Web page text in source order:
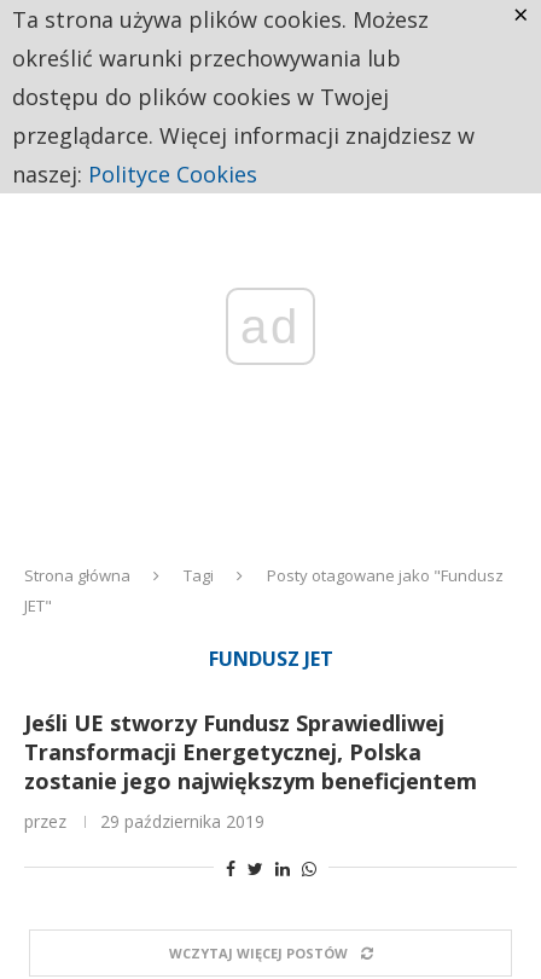
ad
Strona główna Tagi
Posty otagowane jako "Fundusz
JET"
FUNDUSZ JET
Jeśli UE stworzy Fundusz Sprawiedliwej
Transformacji Energetycznej, Polska
zostanie jego największym beneficjentem
przez 29 października 2019
WCZYTAJ WIĘCEJ POSTÓW
Ta strona używa plików cookies. Możesz
określić warunki przechowywania lub
dostępu do plików cookies w Twojej
przeglądarce. Więcej informacji znajdziesz w
naszej: Polityce Cookies
×